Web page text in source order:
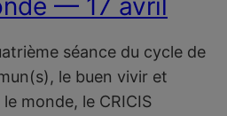
— 17 avril
séance du cycle de
le buen vivir et
monde, le CRICIS